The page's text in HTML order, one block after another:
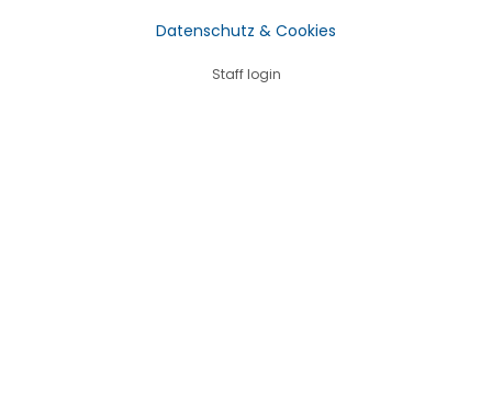
Datenschutz & Cookies
Staff login